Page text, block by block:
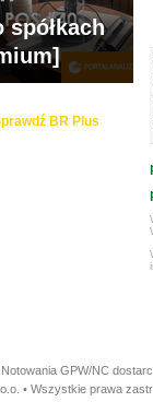
spółkach
BR Plus
Notowania GPW/NC
• Wszystkie prawa